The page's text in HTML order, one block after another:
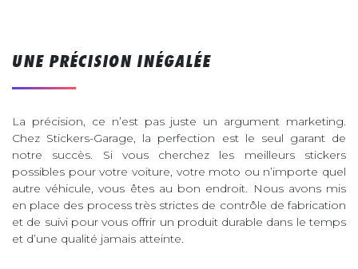
UNE PRÉCISION INÉGALÉE
La précision, ce n’est pas juste un argument marketing.
Chez Stickers-Garage, la perfection est le seul garant de
notre succès. Si vous cherchez les meilleurs stickers
possibles pour votre voiture, votre moto ou n’importe quel
autre véhicule, vous êtes au bon endroit. Nous avons mis
en place des process très strictes de contrôle de fabrication
et de suivi pour vous offrir un produit durable dans le temps
et d’une qualité jamais atteinte.